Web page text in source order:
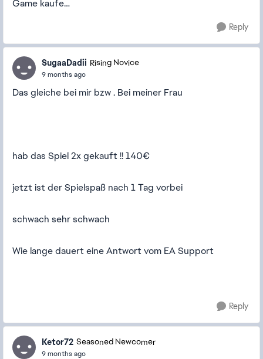
Game kaufe…
Reply
SugaaDadii Rising Novice
9 months ago
Das gleiche bei mir bzw . Bei meiner Frau
hab das Spiel 2x gekauft !! 140€
jetzt ist der Spielspaß nach 1 Tag vorbei
schwach sehr schwach
Wie lange dauert eine Antwort vom EA Support
Reply
Ketor72 Seasoned Newcomer
9 months ago